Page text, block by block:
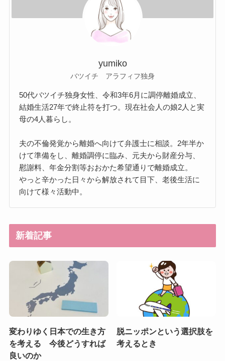
yumiko
バツイチ アラフィフ独身
50代バツイチ独身女性、令和3年6月に調停離婚成立、
結婚生活27年で終止符を打つ。現在社会人の娘2人と実
母の4人暮らし。
夫の不倫発覚から離婚へ向けて弁護士に相談。2年半か
けて準備をし、離婚調停に臨み、元夫から財産分与、
慰謝料、年金分割等おおかた希望通りで離婚成立。
やっと辛かった日々から解放されて目下、老後生活に
向けて様々活動中。
新着記事
変わりゆく日本での生き方
を考える 今後どうすれば
良いのか
脱ニッポンという選択肢を
考えるとき